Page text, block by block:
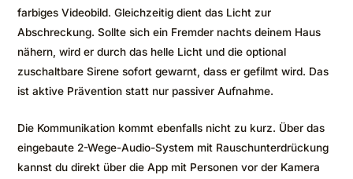
farbiges Videobild. Gleichzeitig dient das Licht zur
Abschreckung. Sollte sich ein Fremder nachts deinem Haus
nähern, wird er durch das helle Licht und die optional
zuschaltbare Sirene sofort gewarnt, dass er gefilmt wird. Das
ist aktive Prävention statt nur passiver Aufnahme.
Die Kommunikation kommt ebenfalls nicht zu kurz. Über das
eingebaute 2-Wege-Audio-System mit Rauschunterdrückung
kannst du direkt über die App mit Personen vor der Kamera